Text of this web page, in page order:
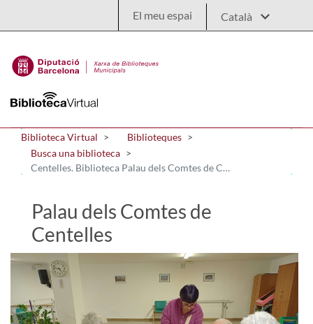
El meu espai
Biblioteca Virtual
Biblioteques
Busca una biblioteca
Centelles. Biblioteca Palau dels Comtes de Centelles
Palau dels Comtes de
Centelles